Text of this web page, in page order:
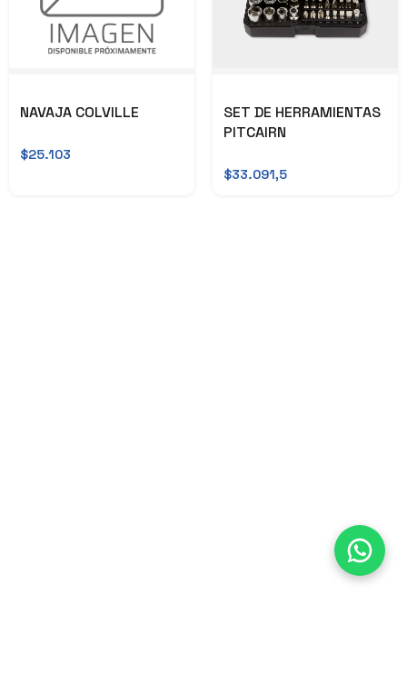
NAVAJA COLVILLE
$25.103
SET DE HERRAMIENTAS
PITCAIRN
$33.091,5